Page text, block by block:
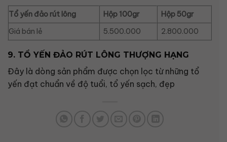
Tổ yến đảo rút lông Hộp 100gr
Hộp 50gr
Giá bán lẻ
5.500.000 2.800.000
9. TỔ YẾN ĐẢO RÚT LÔNG THƯỢNG HẠNG
Đây là dòng sản phẩm được chọn lọc từ những tổ
yến đạt chuẩn về độ tuổi, tổ yến sạch, đẹp